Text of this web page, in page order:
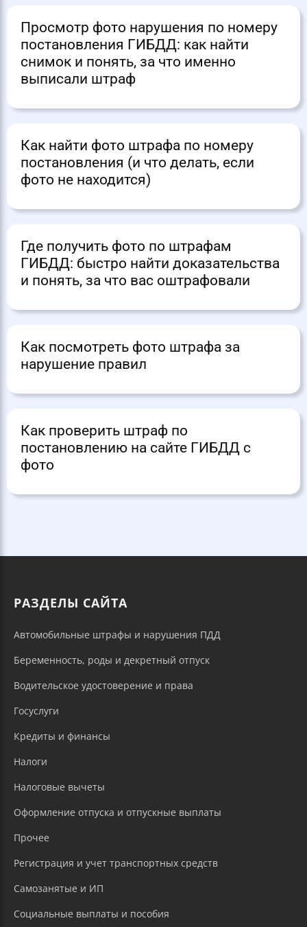
Просмотр фото нарушения по номеру
постановления ГИБДД: как найти
снимок и понять, за что именно
выписали штраф
Как найти фото штрафа по номеру
постановления (и что делать, если
фото не находится)
Где получить фото по штрафам
ГИБДД: быстро найти доказательства
и понять, за что вас оштрафовали
Как посмотреть фото штрафа за
нарушение правил
Как проверить штраф по
постановлению на сайте ГИБДД с
фото
РАЗДЕЛЫ САЙТА
Автомобильные штрафы и нарушения ПДД
Беременность, роды и декретный отпуск
Водительское удостоверение и права
Госуслуги
Кредиты и финансы
Налоги
Налоговые вычеты
Оформление отпуска и отпускные выплаты
Прочее
Регистрация и учет транспортных средств
Самозанятые и ИП
Социальные выплаты и пособия